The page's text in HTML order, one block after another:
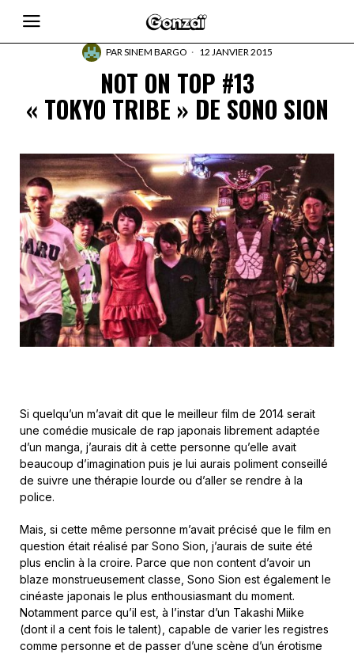
PARSINEM BARGO 12 JANVIER 2015
NOT ON TOP #13
« TOKYO TRIBE » DE SONO SION
Si quelqu’un m’avait dit que le meilleur film de 2014 serait
une comédie musicale de rap japonais librement adaptée
d’un manga, j’aurais dit à cette personne qu’elle avait
beaucoup d’imagination puis je lui aurais poliment conseillé
de suivre une thérapie lourde ou d’aller se rendre à la
police.
Mais, si cette même personne m’avait précisé que le film en
question était réalisé par Sono Sion, j’aurais de suite été
plus enclin à la croire. Parce que non content d’avoir un
blaze monstrueusement classe, Sono Sion est également le
cinéaste japonais le plus enthousiasmant du moment.
Notamment parce qu’il est, à l’instar d’un Takashi Miike
(dont il a cent fois le talent), capable de varier les registres
comme personne et de passer d’une scène d’un érotisme